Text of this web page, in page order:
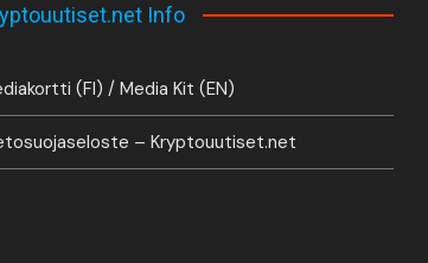
Info
(FI) / Media Kit (EN)
– Kryptouutiset.net